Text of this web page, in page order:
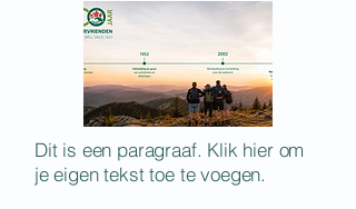
Dit is een paragraaf. Klik hier om
je eigen tekst toe te voegen.